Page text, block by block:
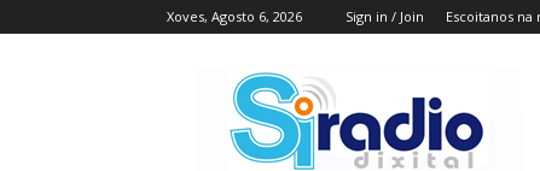
Xoves, Agosto 6, 2026 Sign in / Join Escoitanos na